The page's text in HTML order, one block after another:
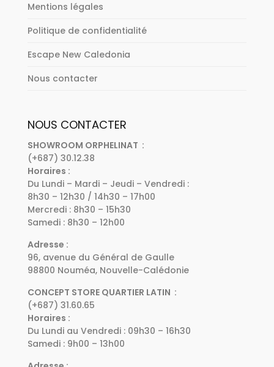
Mentions légales
Politique de confidentialité
Escape New Caledonia
Nous contacter
NOUS CONTACTER
SHOWROOM ORPHELINAT :
(+687) 30.12.38
Horaires :
Du Lundi – Mardi – Jeudi – Vendredi :
8h30 – 12h30 / 14h30 – 17h00
Mercredi : 8h30 – 15h30
Samedi : 8h30 – 12h00
Adresse :
96, avenue du Général de Gaulle
98800 Nouméa, Nouvelle-Calédonie
CONCEPT STORE QUARTIER LATIN :
(+687) 31.60.65
Horaires :
Du Lundi au Vendredi : 09h30 – 16h30
Samedi : 9h00 – 13h00